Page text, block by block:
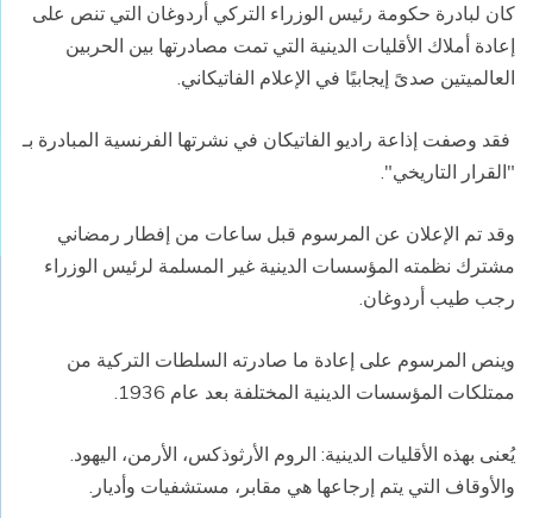
كان لبادرة حكومة رئيس الوزراء التركي أردوغان التي تنص على
إعادة أملاك الأقليات الدينية التي تمت مصادرتها بين الحربين
العالميتين صدىً إيجابيًا في الإعلام الفاتيكاني.
فقد وصفت إذاعة راديو الفاتيكان في نشرتها الفرنسية المبادرة بـ
"القرار التاريخي".
وقد تم الإعلان عن المرسوم قبل ساعات من إفطار رمضاني
مشترك نظمته المؤسسات الدينية غير المسلمة لرئيس الوزراء
رجب طيب أردوغان.
وينص المرسوم على إعادة ما صادرته السلطات التركية من
ممتلكات المؤسسات الدينية المختلفة بعد عام 1936.
يُعنى بهذه الأقليات الدينية: الروم الأرثوذكس، الأرمن، اليهود.
والأوقاف التي يتم إرجاعها هي مقابر، مستشفيات وأديار.